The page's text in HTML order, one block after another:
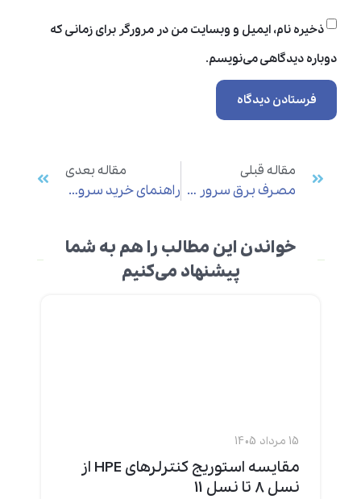
ذخیره نام، ایمیل و وبسایت من در مرورگر برای زمانی که
دوباره دیدگاهی می‌نویسم.
مقاله قبلی
مصرف برق سرور HP و 5 روش‌موثر برای کاهش آن
مقاله بعدی
راهنمای خرید سرور HPE برای نصب نرم‌افزار حسابداری
خواندن این مطالب را هم به شما
پیشنهاد می‌کنیم
15 مرداد 1405
مقایسه استوریج کنترلرهای HPE از
نسل 8 تا نسل 11